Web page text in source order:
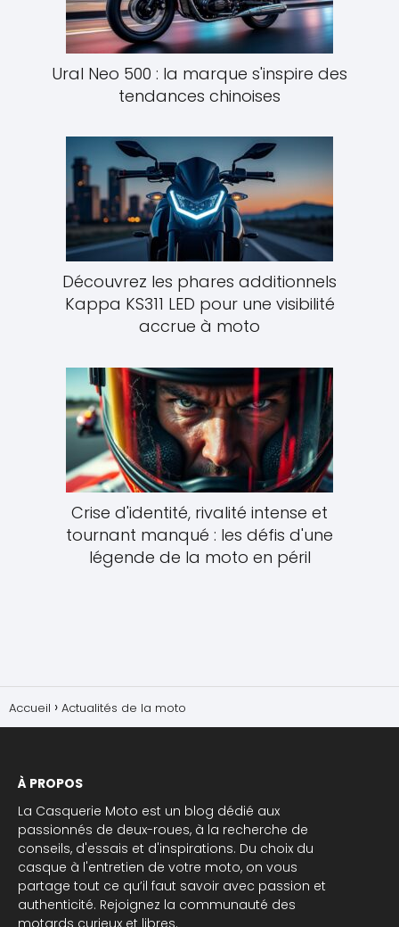
Ural Neo 500 : la marque s'inspire des
tendances chinoises
Découvrez les phares additionnels
Kappa KS311 LED pour une visibilité
accrue à moto
Crise d'identité, rivalité intense et
tournant manqué : les défis d'une
légende de la moto en péril
Accueil Actualités de la moto
À PROPOS
La Casquerie Moto est un blog dédié aux
passionnés de deux-roues, à la recherche de
conseils, d'essais et d'inspirations. Du choix du
casque à l'entretien de votre moto, on vous
partage tout ce qu’il faut savoir avec passion et
authenticité. Rejoignez la communauté des
motards curieux et libres.